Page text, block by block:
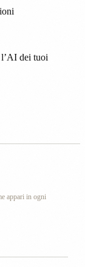
dei tuoi
appari in ogni